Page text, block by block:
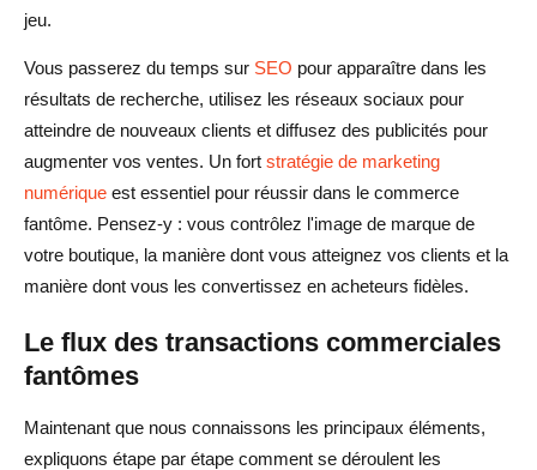
jeu.
Vous passerez du temps sur SEO pour apparaître dans les
résultats de recherche, utilisez les réseaux sociaux pour
atteindre de nouveaux clients et diffusez des publicités pour
augmenter vos ventes. Un fort stratégie de marketing
numérique est essentiel pour réussir dans le commerce
fantôme. Pensez-y : vous contrôlez l'image de marque de
votre boutique, la manière dont vous atteignez vos clients et la
manière dont vous les convertissez en acheteurs fidèles.
Le flux des transactions commerciales
fantômes
Maintenant que nous connaissons les principaux éléments,
expliquons étape par étape comment se déroulent les